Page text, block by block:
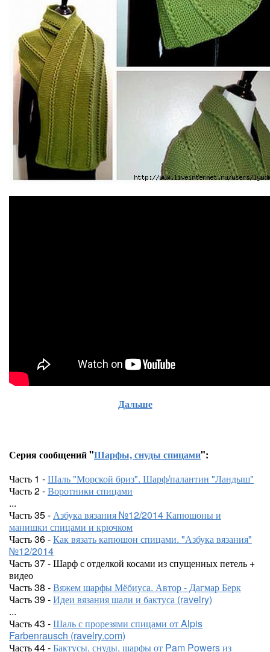
Дальше
Серия сообщений "Шарфы, снуды спицами":
Часть 1 -Шаль "Морской бриз". Шарф/палантин "Ландыш"
Часть 2 -Воротники спицами
...
Часть 35 -Азбука вязания №12/2014 Капюшоны и
манишки спицами и крючком
Часть 36 -Как вязать капюшон спицами. "Азбука вязания"
№12/2014
Часть 37 - Шарф с отделкой косами из спущенных петель +
видео
Часть 38 -Вяжем шарфы Мёбиуса. Автор - Дагмар Берк
Часть 39 -Идеи вязания шали и бактуса (ravelry)
...
Часть 43 -Шаль с прорезями спицами от Alpis
Farbenrausch (ravelry.com)
Часть 44 -Бактусы, снуды, шарфы от Pam Powers из